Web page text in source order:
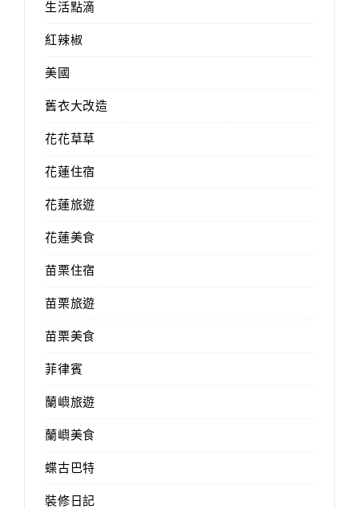
生活點滴
紅辣椒
美國
舊衣大改造
花花草草
花蓮住宿
花蓮旅遊
花蓮美食
苗栗住宿
苗栗旅遊
苗栗美食
菲律賓
蘭嶼旅遊
蘭嶼美食
蝶古巴特
裝修日記